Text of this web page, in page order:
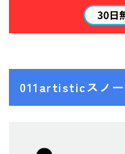
011artisticスノ